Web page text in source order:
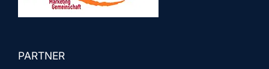
PARTNER